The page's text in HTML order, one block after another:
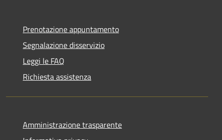
Prenotazione appuntamento
Segnalazione disservizio
Leggi le FAQ
Richiesta assistenza
Amministrazione trasparente